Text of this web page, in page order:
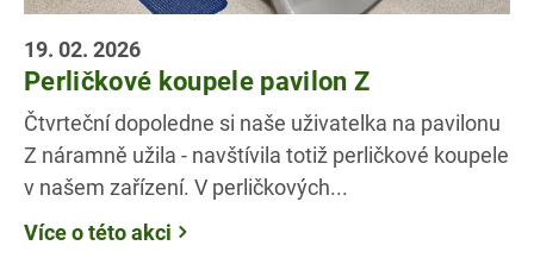
19. 02. 2026
Perličkové koupele pavilon Z
Čtvrteční dopoledne si naše uživatelka na pavilonu
Z náramně užila - navštívila totiž perličkové koupele
v našem zařízení. V perličkových...
Více o této akci